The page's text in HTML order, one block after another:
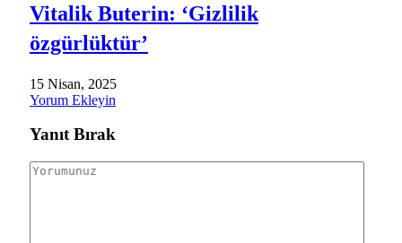
Vitalik Buterin: ‘Gizlilik
özgürlüktür’
15 Nisan, 2025
Yorum Ekleyin
Yanıt Bırak